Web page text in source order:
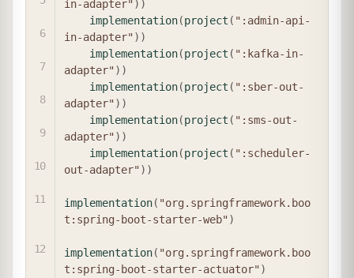
in-adapter") )
implementation(project ( ":admin-api-
in-adapter") )
implementation(project ( ":kafka-in-
adapter") )
implementation(project ( ":sber-out-
adapter") )
implementation(project ( ":sms-out-
adapter") )
implementation(project ( ":scheduler-
out-adapter") )
implementation( "org.springframework.boo
t:spring-boot-starter-web")
implementation( "org.springframework.boo
t:spring-boot-starter-actuator")